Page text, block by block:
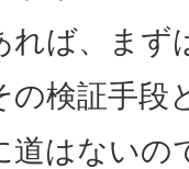
れば、まず
の検証手段
道はないの